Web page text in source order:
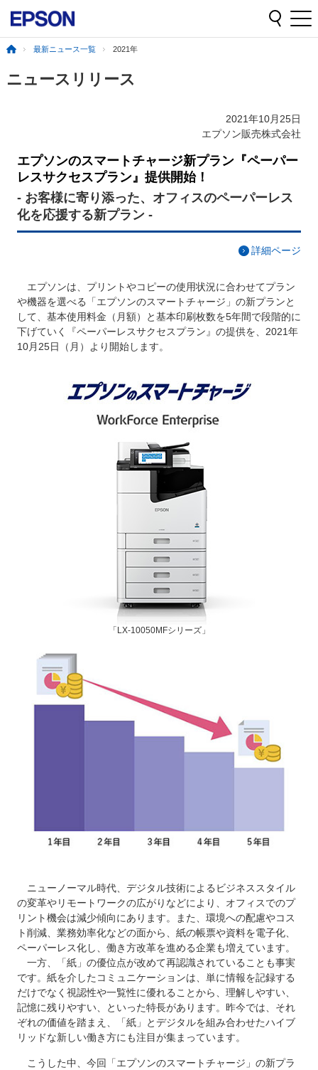
最新ニュース一覧 2021年
ニュースリリース
2021年10月25日
エプソン販売株式会社
エプソンのスマートチャージ新プラン『ペーパー
レスサクセスプラン』提供開始！
- お客様に寄り添った、オフィスのペーパーレス
化を応援する新プラン -
詳細ページ
エプソンは、プリントやコピーの使用状況に合わせてプラン
や機器を選べる「エプソンのスマートチャージ」の新プランと
して、基本使用料金（月額）と基本印刷枚数を5年間で段階的に
下げていく『ペーパーレスサクセスプラン』の提供を、2021年
10月25日（月）より開始します。
「LX-10050MFシリーズ」
ニューノーマル時代、デジタル技術によるビジネススタイル
の変革やリモートワークの広がりなどにより、オフィスでのプ
リント機会は減少傾向にあります。また、環境への配慮やコス
ト削減、業務効率化などの面から、紙の帳票や資料を電子化、
ペーパーレス化し、働き方改革を進める企業も増えています。
一方、「紙」の優位点が改めて再認識されていることも事実
です。紙を介したコミュニケーションは、単に情報を記録する
だけでなく視認性や一覧性に優れることから、理解しやすい、
記憶に残りやすい、といった特長があります。昨今では、それ
ぞれの価値を踏まえ、「紙」とデジタルを組み合わせたハイブ
リッドな新しい働き方にも注目が集まっています。
こうした中、今回「エプソンのスマートチャージ」の新プラ